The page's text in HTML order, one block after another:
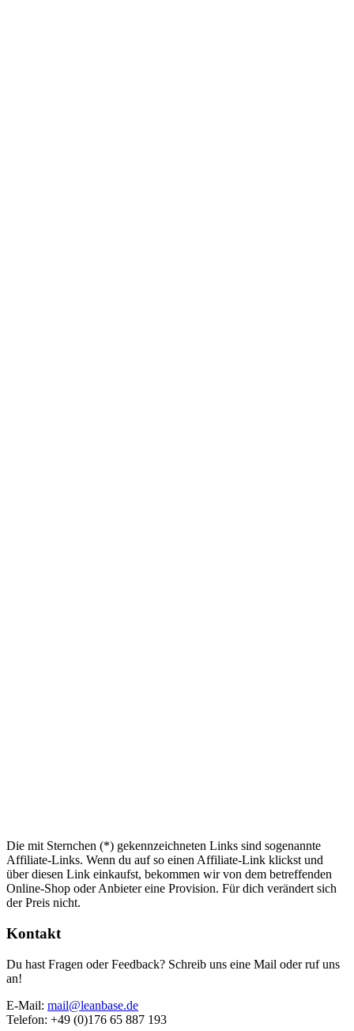
Die mit Sternchen (*) gekennzeichneten Links sind sogenannte
Affiliate-Links. Wenn du auf so einen Affiliate-Link klickst und
über diesen Link einkaufst, bekommen wir von dem betreffenden
Online-Shop oder Anbieter eine Provision. Für dich verändert sich
der Preis nicht.
Kontakt
Du hast Fragen oder Feedback? Schreib uns eine Mail oder ruf uns
an!
E-Mail: mail@leanbase.de
Telefon: +49 (0)176 65 887 193